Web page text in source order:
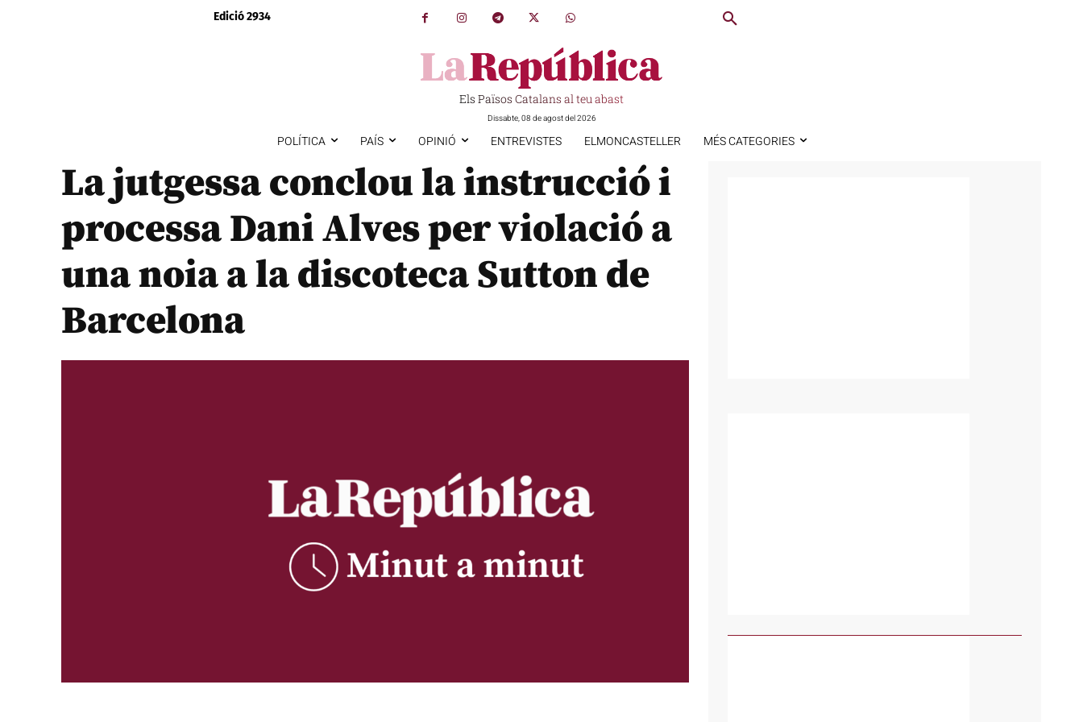
Edició 2934
Els Països Catalans al teu abast
Dissabte, 08 de agost del 2026
POLÍTICA PAÍS OPINIÓ ENTREVISTES ELMONCASTELLER MÉS CATEGORIES
La jutgessa conclou la instrucció i
processa Dani Alves per violació a
una noia a la discoteca Sutton de
Barcelona